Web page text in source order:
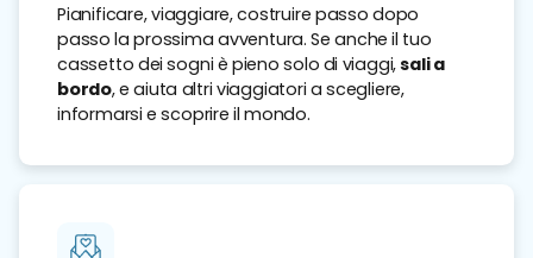
Pianificare, viaggiare, costruire passo dopo
passo la prossima avventura. Se anche il tuo
cassetto dei sogni è pieno solo di viaggi,sali a
bordo, e aiuta altri viaggiatori a scegliere,
informarsi e scoprire il mondo.